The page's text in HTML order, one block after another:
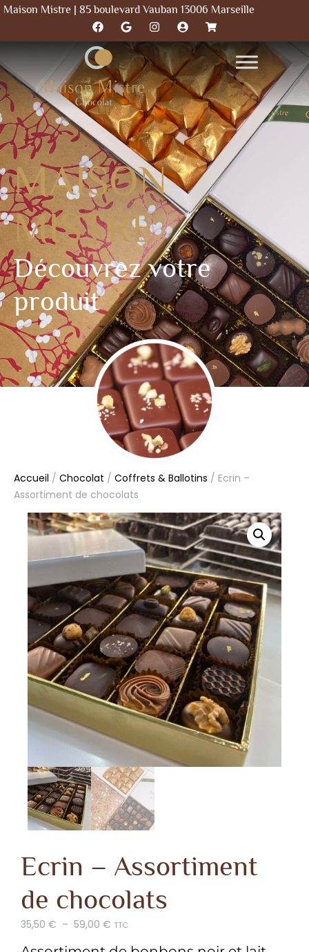
Maison Mistre | 85 boulevard Vauban 13006 Marseille
MAISON
MISTRE
Découvrez votre
produit
Accueil / Chocolat / Coffrets & Ballotins / Ecrin –
Assortiment de chocolats
Ecrin – Assortiment
de chocolats
35,50 € – 59,00 € TTC